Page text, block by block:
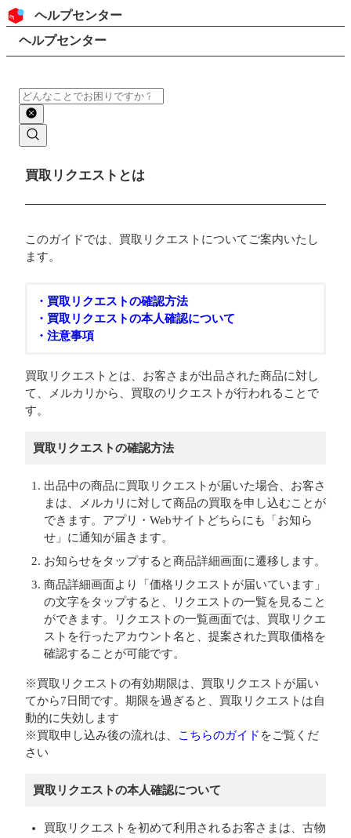
コンテンツにスキップ
ヘッダー
ヘルプセンター
検索
パンくずリスト
ヘルプセンター
検索
メインコンテンツ
買取リクエストとは
このガイドでは、買取リクエストについてご案内いたし
ます。
・買取リクエストの確認方法
・買取リクエストの本人確認について
​​・注意事項
買取リクエストとは、お客さまが出品された商品に対し
て、メルカリから、買取のリクエストが行われることで
す。
買取リクエストの確認方法
出品中の商品に買取リクエストが届いた場合、お客さ
まは、メルカリに対して商品の買取を申し込むことが
できます。アプリ・Webサイトどちらにも「お知ら
せ」に通知が届きます。
お知らせをタップすると商品詳細画面に遷移します。
商品詳細画面より「価格リクエストが届いています」
の文字をタップすると、リクエストの一覧を見ること
ができます。リクエストの一覧画面では、買取リクエ
ストを行ったアカウント名と、提案された買取価格を
確認することが可能です。
※買取リクエストの有効期限は、買取リクエストが届い
てから7日間です。期限を過ぎると、買取リクエストは自
動的に失効します
※買取申し込み後の流れは、
こちらのガイド をご覧くだ
さい
買取リクエストの本人確認について
買取リクエストを初めて利用されるお客さまは、古物